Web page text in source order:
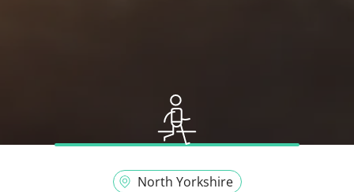
North Yorkshire